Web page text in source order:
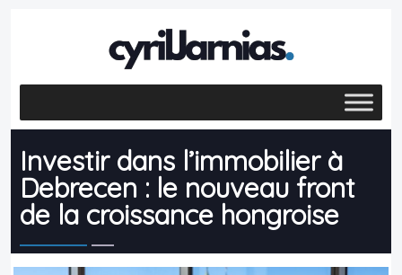
Investir dans l’immobilier à
Debrecen : le nouveau front
de la croissance hongroise